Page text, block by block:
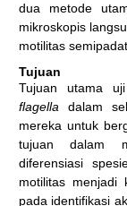
dua metode
mikroskopis
motilitas semipadat.
Tujuan
Tujuan utama
flagella dalam
mereka untuk
tujuan dalam
diferensiasi
motilitas menjadi
pada identifikasi